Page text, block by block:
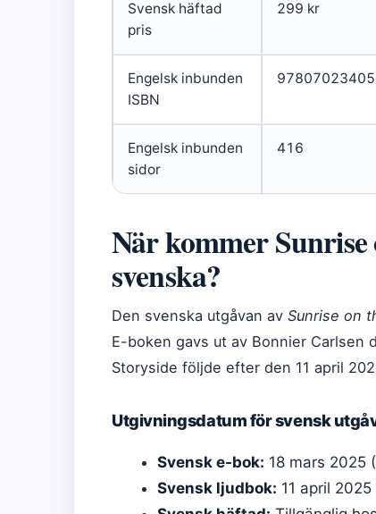
Svensk häftad
pris
299 kr
Engelsk inbunden
ISBN
Engelsk inbunden
sidor
416
När kommer Sunrise
svenska?
Den svenska utgåvan av Sunrise on
E-boken gavs ut av Bonnier Carlsen
Storyside följde efter den 11 april
Utgivningsdatum för svensk
Svensk e-bok: 18 mars 2025
Svensk ljudbok: 11 april